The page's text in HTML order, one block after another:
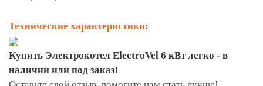
Технические характеристики:
Купить Электрокотел ElectroVel 6 кВт легко - в
наличии или под заказ!